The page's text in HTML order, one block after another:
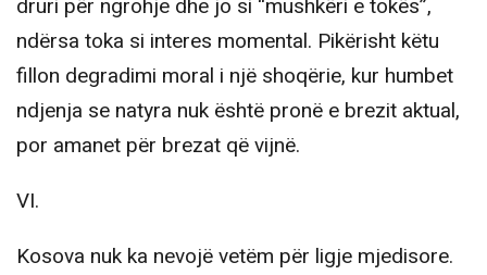
druri për ngrohje dhe jo si “mushkëri e tokës”,
ndërsa toka si interes momental. Pikërisht këtu
fillon degradimi moral i një shoqërie, kur humbet
ndjenja se natyra nuk është pronë e brezit aktual,
por amanet për brezat që vijnë.
VI.
Kosova nuk ka nevojë vetëm për ligje mjedisore.